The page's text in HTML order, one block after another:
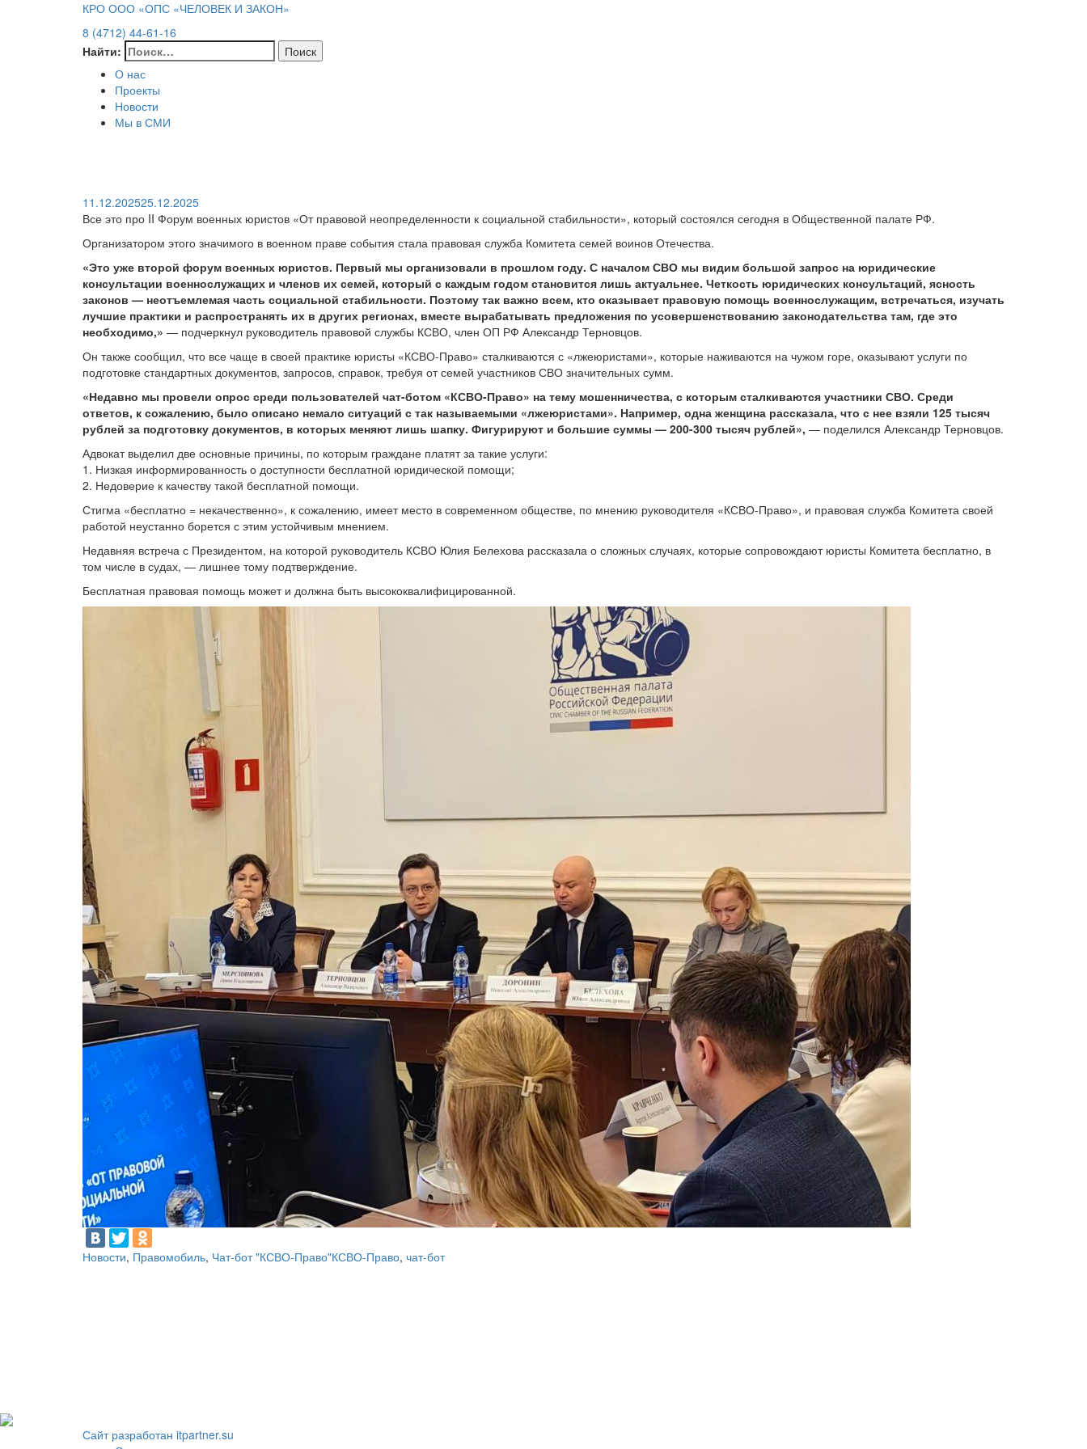
КРО ООО «ОПС «ЧЕЛОВЕК И ЗАКОН»
8 (4712) 44-61-16
Найти:
О нас
Проекты
Новости
Мы в СМИ
11.12.202525.12.2025
Все это про II Форум военных юристов «От правовой неопределенности к социальной стабильности», который состоялся сегодня в Общественной палате РФ.
Организатором этого значимого в военном праве события стала правовая служба Комитета семей воинов Отечества.
«Это уже второй форум военных юристов. Первый мы организовали в прошлом году. С началом СВО мы видим большой запрос на юридические
консультации военнослужащих и членов их семей, который с каждым годом становится лишь актуальнее. Четкость юридических консультаций, ясность
законов — неотъемлемая часть социальной стабильности. Поэтому так важно всем, кто оказывает правовую помощь военнослужащим, встречаться, изучать
лучшие практики и распространять их в других регионах, вместе вырабатывать предложения по усовершенствованию законодательства там, где это
необходимо,» — подчеркнул руководитель правовой службы КСВО, член ОП РФ Александр Терновцов.
Он также сообщил, что все чаще в своей практике юристы «КСВО-Право» сталкиваются с «лжеюристами», которые наживаются на чужом горе, оказывают услуги по
подготовке стандартных документов, запросов, справок, требуя от семей участников СВО значительных сумм.
«Недавно мы провели опрос среди пользователей чат-ботом «КСВО-Право» на тему мошенничества, с которым сталкиваются участники СВО. Среди
ответов, к сожалению, было описано немало ситуаций с так называемыми «лжеюристами». Например, одна женщина рассказала, что с нее взяли 125 тысяч
рублей за подготовку документов, в которых меняют лишь шапку. Фигурируют и большие суммы — 200-300 тысяч рублей», — поделился Александр Терновцов.
Адвокат выделил две основные причины, по которым граждане платят за такие услуги:
1. Низкая информированность о доступности бесплатной юридической помощи;
2. Недоверие к качеству такой бесплатной помощи.
Стигма «бесплатно = некачественно», к сожалению, имеет место в современном обществе, по мнению руководителя «КСВО-Право», и правовая служба Комитета своей
работой неустанно борется с этим устойчивым мнением.
Недавняя встреча с Президентом, на которой руководитель КСВО Юлия Белехова рассказала о сложных случаях, которые сопровождают юристы Комитета бесплатно, в
том числе в судах, — лишнее тому подтверждение.
Бесплатная правовая помощь может и должна быть высококвалифицированной.
Новости, Правомобиль, Чат-бот "КСВО-Право"КСВО-Право, чат-бот
Сайт разработан itpartner.su